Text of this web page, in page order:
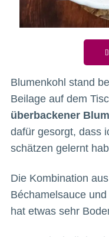
Blumenkohl stand
Beilage auf dem
überbackener
dafür gesorgt, dass
schätzen gelernt
Die Kombination
Béchamelsauce
hat etwas sehr